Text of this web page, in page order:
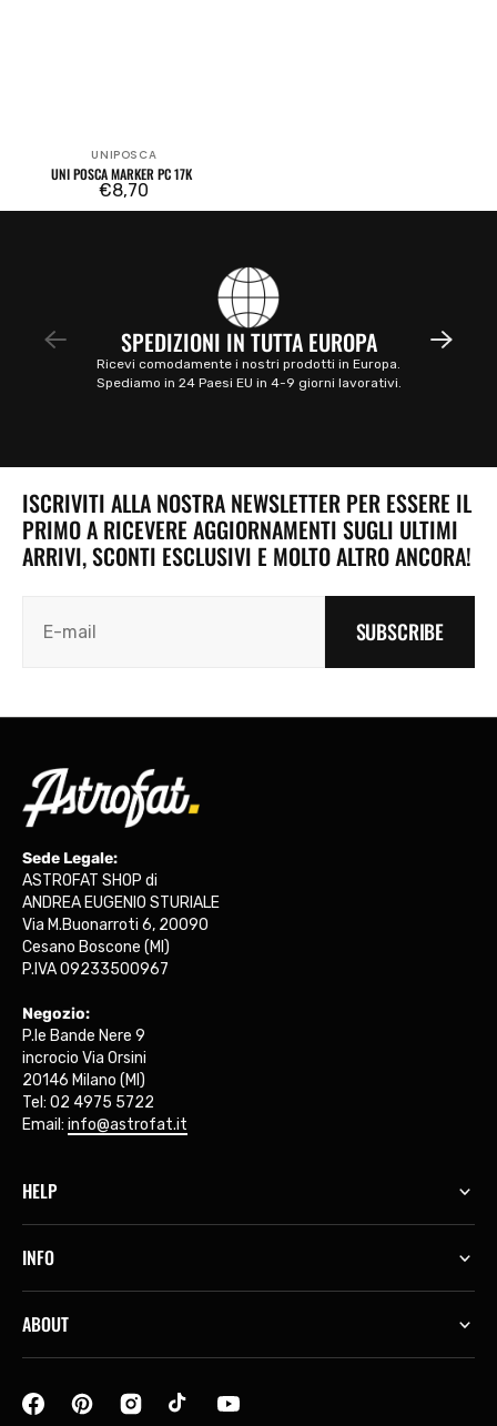
Venditore:
UNIPOSCA
UNI POSCA MARKER PC 17K
Prezzo
regolare
€8,70
SPEDIZIONI IN TUTTA EUROPA
Ricevi comodamente i nostri prodotti in Europa.
Spediamo in 24 Paesi EU in 4-9 giorni lavorativi.
ISCRIVITI ALLA NOSTRA NEWSLETTER PER ESSERE IL
PRIMO A RICEVERE AGGIORNAMENTI SUGLI ULTIMI
ARRIVI, SCONTI ESCLUSIVI E MOLTO ALTRO ANCORA!
SUBSCRIBE
Sede Legale:
ASTROFAT SHOP di
ANDREA EUGENIO STURIALE
Via M.Buonarroti 6, 20090
Cesano Boscone (MI)
P.IVA 09233500967
Negozio:
P.le Bande Nere 9
incrocio Via Orsini
20146 Milano (MI)
Tel: 02 4975 5722
Email: info@astrofat.it
HELP
INFO
ABOUT